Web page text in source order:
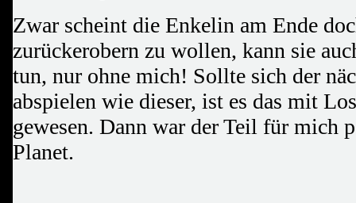
Zwar scheint die Enkelin am Ende
zurückerobern zu wollen, kann sie
tun, nur ohne mich! Sollte sich der
abspielen wie dieser, ist es das mit
gewesen. Dann war der Teil für mich
Planet.